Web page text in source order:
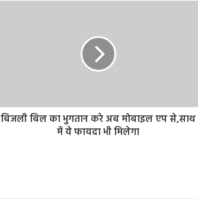
बिजली बिल का भुगतान करे अब मोबाइल एप से,साथ
में ये फायदा भी मिलेगा